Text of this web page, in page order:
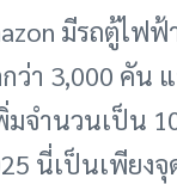
มีรถตู้ไฟฟ้
ว่า 3,000 คัน
มจำนวนเป็น
นี่เป็นเพียงจุ